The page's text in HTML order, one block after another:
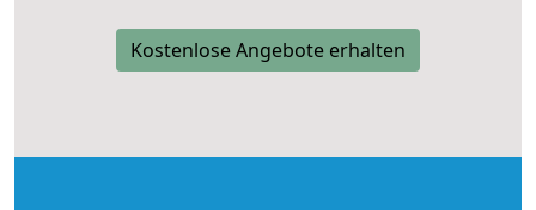
Kostenlose Angebote erhalten